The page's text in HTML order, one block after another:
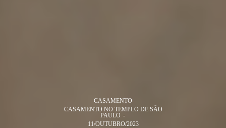
CASAMENTO
CASAMENTO NO TEMPLO DE SÃO
PAULO
11/OUTUBRO/2023